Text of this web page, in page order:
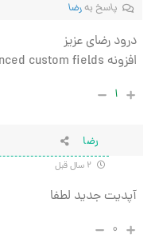
پاسخ بهرضا
درود رضای عزیز
افزونه Advanced custom fields بروزرسانی شد.
۱
رضا
آپدیت جدید لطفا
۰